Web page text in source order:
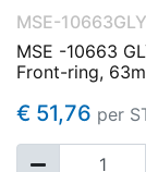
MSE-
MSE -10663
Front-ring,
€ 51,76 per